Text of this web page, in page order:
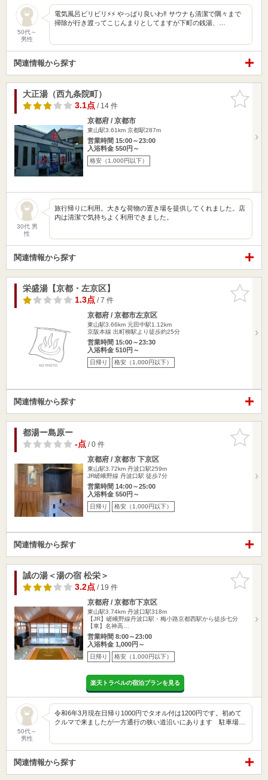
50代～
男性
電気風呂ビリビリ⚡️⚡️ やっぱり良いわ‼️ サウナも清潔で隅々まで
掃除が行き渡ってこじんまりとしてますが下町の銭湯、…
関連情報から探す
お気に入
りに追加
大正湯（西九条院町）
3.1点/ 14 件
京都府 / 京都市
東山駅3.61km 京都駅287m
営業時間 15:00～23:00
入浴料金 550円～
格安（1,000円以下）
30代 男
性
旅行帰りに利用。大きな荷物の置き場を提供してくれました。店
内は清潔で気持ちよく利用できました。
関連情報から探す
お気に入
りに追加
栄盛湯【京都・左京区】
1.3点/ 7 件
京都府 / 京都市左京区
東山駅3.66km 元田中駅1.12km
京阪本線 出町柳駅より徒歩約25分
営業時間 15:00～23:30
入浴料金 510円～
日帰り 格安（1,000円以下）
関連情報から探す
お気に入
りに追加
都湯ー島原ー
-点/ 0 件
京都府 / 京都市 下京区
東山駅3.72km 丹波口駅259m
JR嵯峨野線 丹波口駅 徒歩7分
営業時間 14:00～25:00
入浴料金 550円～
日帰り 格安（1,000円以下）
関連情報から探す
お気に入
りに追加
誠の湯＜湯の宿 松栄＞
3.2点/ 19 件
京都府 / 京都市下京区
東山駅3.74km 丹波口駅318m
【JR】嵯峨野線丹波口駅・梅小路京都西駅から徒歩七分
【車】名神高…
営業時間 8:00～23:00
入浴料金 1,000円～
日帰り 格安（1,000円以下）
楽天トラベルの宿泊プランを見る
50代～
男性
令和6年3月現在日帰り1000円でタオル付は1200円です。初めて
クルマで来ましたが一方通行の狭い道沿いにあります 駐車場…
関連情報から探す